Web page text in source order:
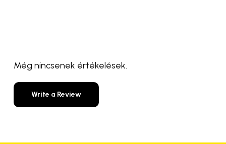
Még nincsenek értékelések.
Write a Review